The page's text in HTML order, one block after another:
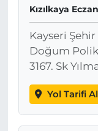
Kızılkaya
Kayseri Şehir
Doğum
3167. Sk
Yol Tarifi Al